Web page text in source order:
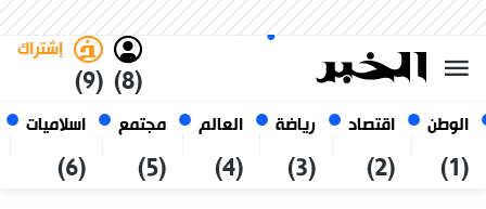
الوطن
(1)
اقتصاد
(2)
رياضة
(3)
العالم
(4)
مجتمع
(5)
اسلاميات
(6)
(8)
إشتراك
(9)
أغسطس 2026
الجزائر